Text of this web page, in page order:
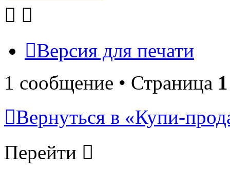
Версия для печати
1 сообщение • Страница 1
Вернуться в «Купи-
Перейти